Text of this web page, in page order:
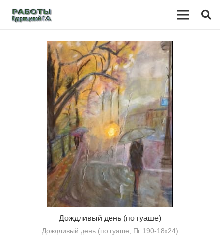
Дождливый день (по гуаше)
Дождливый день (по гуаше, Пг 190-18х24)